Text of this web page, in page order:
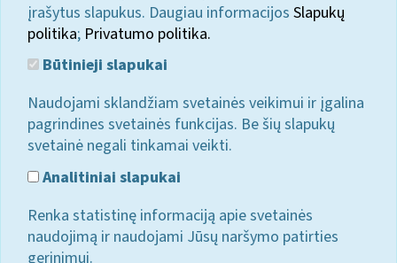
įrašytus slapukus. Daugiau informacijos Slapukų
politika; Privatumo politika.
Būtinieji slapukai
Naudojami sklandžiam svetainės veikimui ir įgalina
pagrindines svetainės funkcijas. Be šių slapukų
svetainė negali tinkamai veikti.
Analitiniai slapukai
Renka statistinę informaciją apie svetainės
naudojimą ir naudojami Jūsų naršymo patirties
gerinimui.